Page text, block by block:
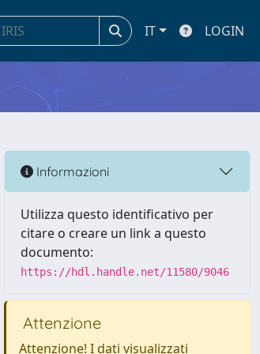
IT LOGIN
Informazioni
Utilizza questo identificativo per
citare o creare un link a questo
documento:
https://hdl.handle.net/11580/9046
Attenzione
Attenzione! I dati visualizzati